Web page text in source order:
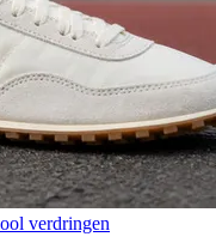
verdringen